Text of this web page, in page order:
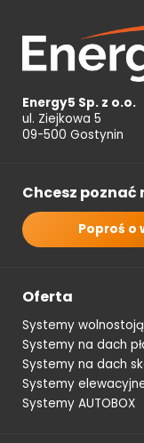
Energy5 Sp. z o.o.
ul. Ziejkowa 5
09-500 Gostynin
Chcesz poznać
Poproś o
Oferta
Systemy
Systemy na dach
Systemy na dach
Systemy
Systemy AUTOBOX